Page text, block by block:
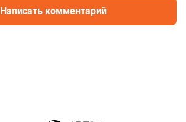
Написать комментарий